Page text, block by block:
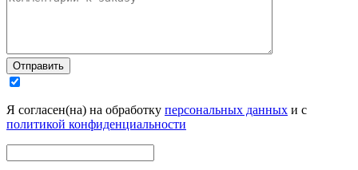
Отправить
Я согласен(на) на обработку персональных данных и с
политикой конфиденциальности